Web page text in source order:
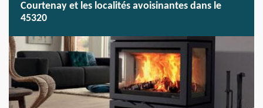
Courtenay et les localités avoisinantes dans le
45320